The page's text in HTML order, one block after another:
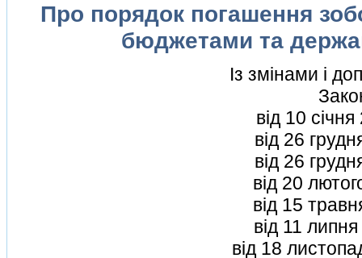
Про порядок погашення
бюджетами та
Iз змiнами i
вiд 10
вiд 26
вiд 26
вiд 20
вiд 15
вiд 11
вiд 18